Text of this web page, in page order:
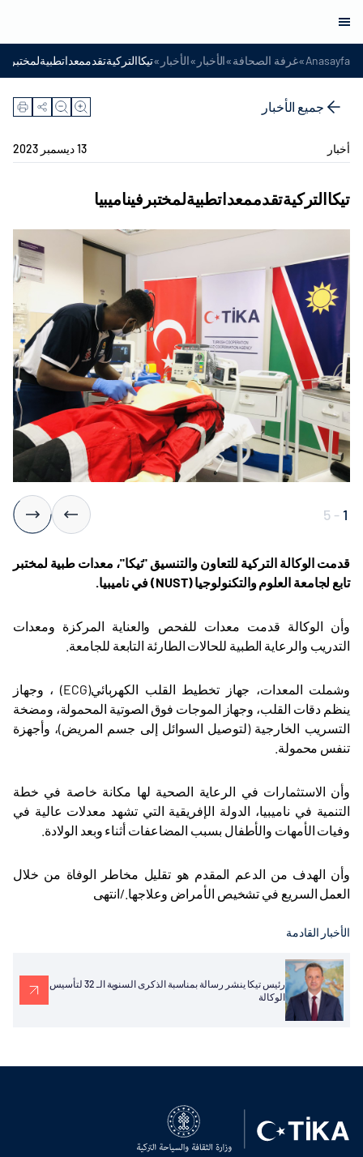
Anasayfa
»غرفة الصحافة»الأخبار »الأخبار »
جميع الأخبار
أخبار 13 ديسمبر 2023
تيكاالتركيةتقدممعداتطبيةلمختبرفيناميبيا
1
-
5
قدمت الوكالة التركية للتعاون والتنسيق "تيكا"، معدات طبية لمختبر
تابع لجامعة العلوم والتكنولوجيا(NUST)في ناميبيا.
وأن الوكالة قدمت معدات للفحص والعناية المركزة ومعدات
التدريب والرعاية الطبية للحالات الطارئة التابعة للجامعة
وشملت المعدات، جهاز تخطيط القلب الكهربائي(ECG) ، وجهاز
ينظم دقات القلب، وجهاز الموجات فوق الصوتية المحمولة، ومضخة
التسريب الخارجية (لتوصيل السوائل إلى جسم المريض)، وأجهزة
تنفس محمولة
وأن الاستثمارات في الرعاية الصحية لها مكانة خاصة في خطة
التنمية في ناميبيا، الدولة الإفريقية التي تشهد معدلات عالية في
وفيات الأمهات والأطفال بسبب المضاعفات أثناء وبعد الولادة
وأن الهدف من الدعم المقدم هو تقليل مخاطر الوفاة من خلال
العمل السريع في تشخيص الأمراض وعلاجها /انتهى
الأخبار القادمة
رئيس تيكا ينشر رسالة بمناسبة الذكرى السنوية الـ 32 لتأسيس
الوكالة